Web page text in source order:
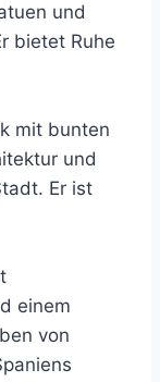
und
bietet Ruhe
mit bunten
und
Er ist
einem
von